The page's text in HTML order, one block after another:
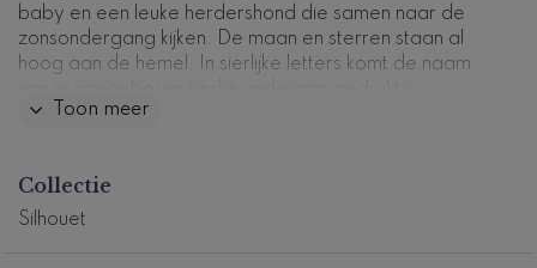
baby en een leuke herdershond die samen naar de
zonsondergang kijken. De maan en sterren staan al
hoog aan de hemel. In sierlijke letters komt de naam
goudfolie. Aan de binnenzijde komt het silhouetje
geboortekaartje eenvoudig aan in onze editor.
Toon meer
Collectie
Silhouet